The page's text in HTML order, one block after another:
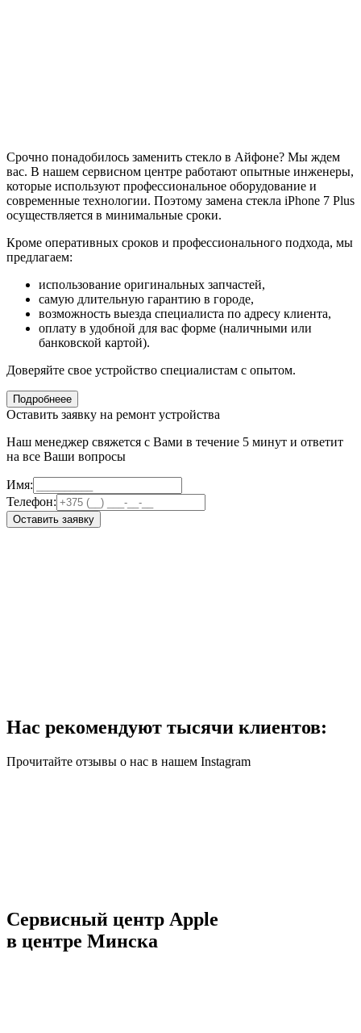
Срочно понадобилось заменить стекло в Айфоне? Мы ждем
вас. В нашем сервисном центре работают опытные инженеры,
которые используют профессиональное оборудование и
современные технологии. Поэтому замена стекла iPhone 7 Plus
осуществляется в минимальные сроки.
Кроме оперативных сроков и профессионального подхода, мы
предлагаем:
использование оригинальных запчастей,
самую длительную гарантию в городе,
возможность выезда специалиста по адресу клиента,
оплату в удобной для вас форме (наличными или
банковской картой).
Доверяйте свое устройство специалистам с опытом.
Подробнеее
Оставить заявку на ремонт устройства
Наш менеджер свяжется с Вами в течение 5 минут и ответит
на все Ваши вопросы
Имя:
Телефон:
Оставить заявку
Нас рекомендуют тысячи клиентов:
Прочитайте отзывы о нас в нашем Instagram
Сервисный центр Apple
в центре Минска